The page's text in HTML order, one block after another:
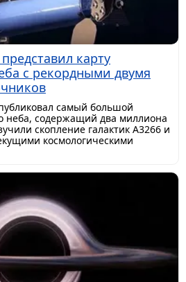
карту
с рекордными двумя
самый большой
неба, содержащий два миллиона
скопление галактик A3266 и
космологическими